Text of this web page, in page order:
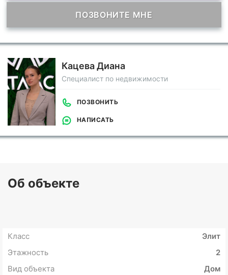
ПОЗВОНИТЕ МНЕ
Кацева Диана
Специалист по недвижимости
ПОЗВОНИТЬ
НАПИСАТЬ
Об объекте
Класс
Элит
Этажность
2
Вид объекта
Дом